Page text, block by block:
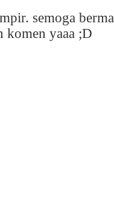
semoga
komen yaaa ;D